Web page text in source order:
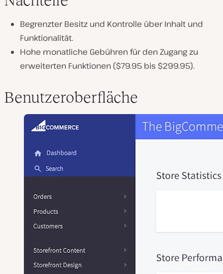
Begrenzter Besitz und Kontrolle über Inhalt und
Funktionalität.
Hohe monatliche Gebühren für den Zugang zu
erweiterten Funktionen ($79.95 bis $299.95).
Benutzeroberfläche